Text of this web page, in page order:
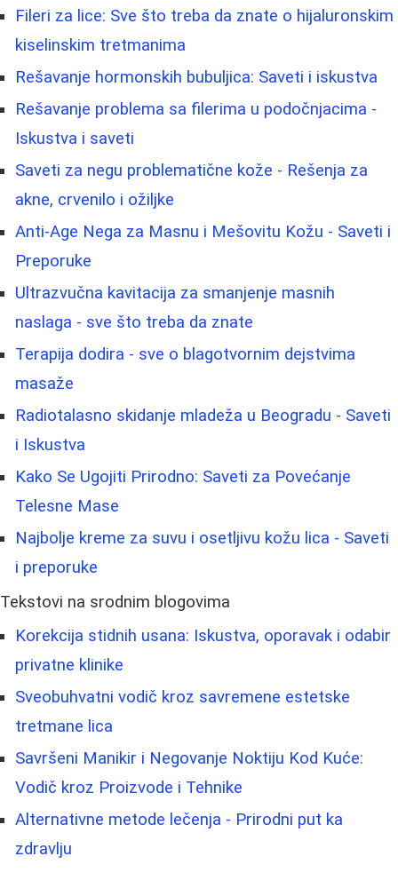
Fileri za lice: Sve što treba da znate o hijaluronskim
kiselinskim tretmanima
Rešavanje hormonskih bubuljica: Saveti i iskustva
Rešavanje problema sa filerima u podočnjacima -
Iskustva i saveti
Saveti za negu problematične kože - Rešenja za
akne, crvenilo i ožiljke
Anti-Age Nega za Masnu i Mešovitu Kožu - Saveti i
Preporuke
Ultrazvučna kavitacija za smanjenje masnih
naslaga - sve što treba da znate
Terapija dodira - sve o blagotvornim dejstvima
masaže
Radiotalasno skidanje mladeža u Beogradu - Saveti
i Iskustva
Kako Se Ugojiti Prirodno: Saveti za Povećanje
Telesne Mase
Najbolje kreme za suvu i osetljivu kožu lica - Saveti
i preporuke
Tekstovi na srodnim blogovima
Korekcija stidnih usana: Iskustva, oporavak i odabir
privatne klinike
Sveobuhvatni vodič kroz savremene estetske
tretmane lica
Savršeni Manikir i Negovanje Noktiju Kod Kuće:
Vodič kroz Proizvode i Tehnike
Alternativne metode lečenja - Prirodni put ka
zdravlju